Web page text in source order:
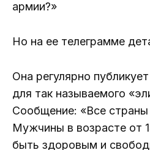
армии?»
Но на ее телеграмме
Она регулярно
для так называемого
Сообщение: «Все страны
Мужчины в возрасте от
быть здоровым и